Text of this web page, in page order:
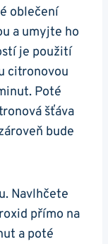
oblečení
⁢a​ umyjte ‌ho
je použití
citronovou
Poté
šťáva
bude⁣
Navlhčete
přímo na
a poté⁣